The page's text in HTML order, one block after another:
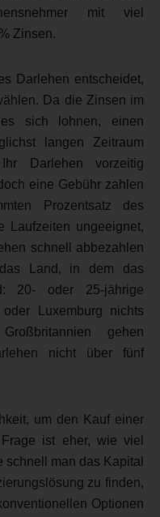
mit viel
Zinsen.
Darlehen entscheidet,
Da die Zinsen im
sich lohnen, einen
langen Zeitraum
Darlehen vorzeitig
eine Gebühr zahlen
Prozentsatz des
Laufzeiten ungeeignet,
schnell abbezahlen
Land, in dem das
20- oder 25-jährige
Luxemburg nichts
gehen
nicht über fünf
um den Kauf einer
ist eher, wie viel
man das Kapital
zu finden,
Optionen